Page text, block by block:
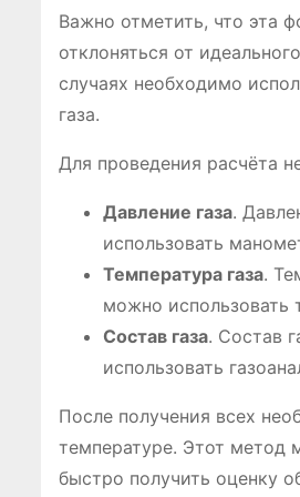
Важно отметить, что эта
отклоняться от
случаях необходимо
газа.
Для проведения расчёта
Давление газа.
использовать
Температура газа.
можно использовать
Состав газа. Состав
использовать
После получения всех
температуре. Этот метод
быстро получить оценку